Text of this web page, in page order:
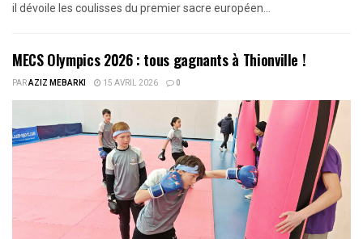
il dévoile les coulisses du premier sacre européen...
MECS Olympics 2026 : tous gagnants à Thionville !
PARAZIZ MEBARKI 15 AVRIL 2026 0